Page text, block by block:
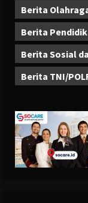
Berita
Berita
Berita Sosial
Berita TNI/